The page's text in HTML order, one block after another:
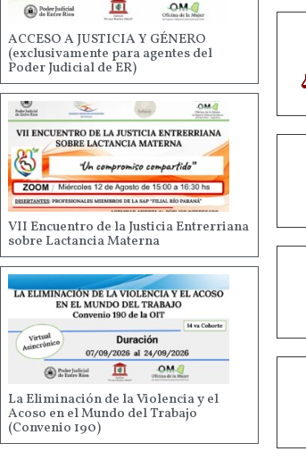
ACCESO A JUSTICIA Y GÉNERO
(exclusivamente para agentes del
Poder Judicial de ER)
VII Encuentro de la Justicia Entrerriana
sobre Lactancia Materna
La Eliminación de la Violencia y el
Acoso en el Mundo del Trabajo
(Convenio 190)